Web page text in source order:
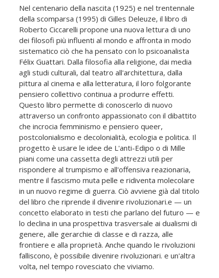
Nel centenario della nascita (1925) e nel trentennale
della scomparsa (1995) di Gilles Deleuze, il libro di
Roberto Ciccarelli propone una nuova lettura di uno
dei filosofi più influenti al mondo e affronta in modo
sistematico ciò che ha pensato con lo psicoanalista
Félix Guattari. Dalla filosofia alla religione, dai media
agli studi culturali, dal teatro all'architettura, dalla
pittura al cinema e alla letteratura, il loro folgorante
pensiero collettivo continua a produrre effetti.
Questo libro permette di conoscerlo di nuovo
attraverso un confronto appassionato con il dibattito
che incrocia femminismo e pensiero queer,
postcolonialismo e decolonialità, ecologia e politica. Il
progetto è usare le idee de L'anti-Edipo o di Mille
piani come una cassetta degli attrezzi utili per
rispondere al trumpismo e all'offensiva reazionaria,
mentre il fascismo muta pelle e ridiventa molecolare
in un nuovo regime di guerra. Ciò avviene già dal titolo
del libro che riprende il divenire rivoluzionari.e — un
concetto elaborato in testi che parlano del futuro — e
lo declina in una prospettiva trasversale ai dualismi di
genere, alle gerarchie di classe e di razza, alle
frontiere e alla proprietà. Anche quando le rivoluzioni
falliscono, è possibile divenire rivoluzionari. e un'altra
volta, nel tempo rovesciato che viviamo.